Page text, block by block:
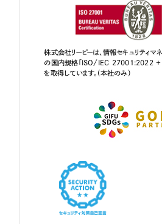
株式会社リーピーは、情報セキュリティマ
の国内規格「ISO/IEC 27001:2022
を取得しています。（本社のみ）